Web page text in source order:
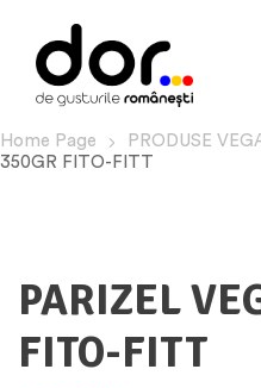
Home Page PRODUSE
350GR FITO-FITT
PARIZEL
FITO-FITT